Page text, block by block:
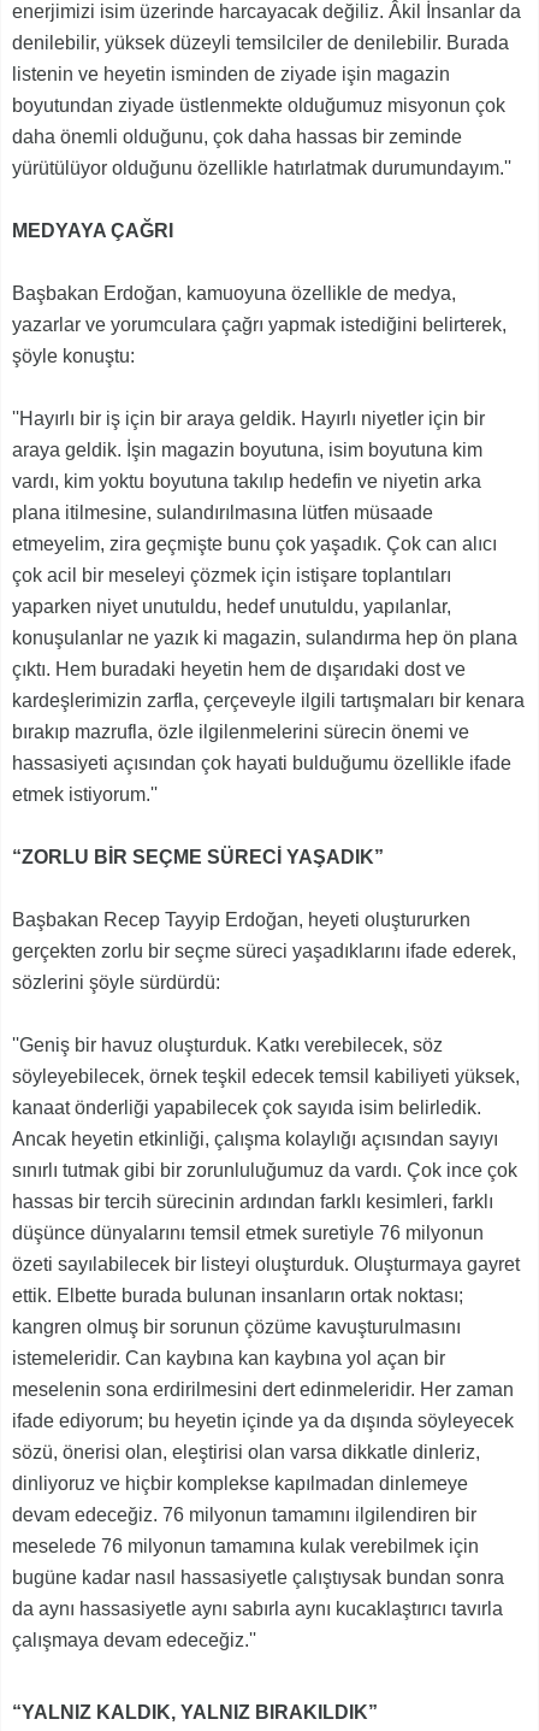
enerjimizi isim üzerinde harcayacak değiliz. Âkil İnsanlar da
denilebilir, yüksek düzeyli temsilciler de denilebilir. Burada
listenin ve heyetin isminden de ziyade işin magazin
boyutundan ziyade üstlenmekte olduğumuz misyonun çok
daha önemli olduğunu, çok daha hassas bir zeminde
yürütülüyor olduğunu özellikle hatırlatmak durumundayım.''
MEDYAYA ÇAĞRI
Başbakan Erdoğan, kamuoyuna özellikle de medya,
yazarlar ve yorumculara çağrı yapmak istediğini belirterek,
şöyle konuştu:
''Hayırlı bir iş için bir araya geldik. Hayırlı niyetler için bir
araya geldik. İşin magazin boyutuna, isim boyutuna kim
vardı, kim yoktu boyutuna takılıp hedefin ve niyetin arka
plana itilmesine, sulandırılmasına lütfen müsaade
etmeyelim, zira geçmişte bunu çok yaşadık. Çok can alıcı
çok acil bir meseleyi çözmek için istişare toplantıları
yaparken niyet unutuldu, hedef unutuldu, yapılanlar,
konuşulanlar ne yazık ki magazin, sulandırma hep ön plana
çıktı. Hem buradaki heyetin hem de dışarıdaki dost ve
kardeşlerimizin zarfla, çerçeveyle ilgili tartışmaları bir kenara
bırakıp mazrufla, özle ilgilenmelerini sürecin önemi ve
hassasiyeti açısından çok hayati bulduğumu özellikle ifade
etmek istiyorum.''
“ZORLU BİR SEÇME SÜRECİ YAŞADIK”
Başbakan Recep Tayyip Erdoğan, heyeti oluştururken
gerçekten zorlu bir seçme süreci yaşadıklarını ifade ederek,
sözlerini şöyle sürdürdü:
''Geniş bir havuz oluşturduk. Katkı verebilecek, söz
söyleyebilecek, örnek teşkil edecek temsil kabiliyeti yüksek,
kanaat önderliği yapabilecek çok sayıda isim belirledik.
Ancak heyetin etkinliği, çalışma kolaylığı açısından sayıyı
sınırlı tutmak gibi bir zorunluluğumuz da vardı. Çok ince çok
hassas bir tercih sürecinin ardından farklı kesimleri, farklı
düşünce dünyalarını temsil etmek suretiyle 76 milyonun
özeti sayılabilecek bir listeyi oluşturduk. Oluşturmaya gayret
ettik. Elbette burada bulunan insanların ortak noktası;
kangren olmuş bir sorunun çözüme kavuşturulmasını
istemeleridir. Can kaybına kan kaybına yol açan bir
meselenin sona erdirilmesini dert edinmeleridir. Her zaman
ifade ediyorum; bu heyetin içinde ya da dışında söyleyecek
sözü, önerisi olan, eleştirisi olan varsa dikkatle dinleriz,
dinliyoruz ve hiçbir komplekse kapılmadan dinlemeye
devam edeceğiz. 76 milyonun tamamını ilgilendiren bir
meselede 76 milyonun tamamına kulak verebilmek için
bugüne kadar nasıl hassasiyetle çalıştıysak bundan sonra
da aynı hassasiyetle aynı sabırla aynı kucaklaştırıcı tavırla
çalışmaya devam edeceğiz.''
“YALNIZ KALDIK, YALNIZ BIRAKILDIK”